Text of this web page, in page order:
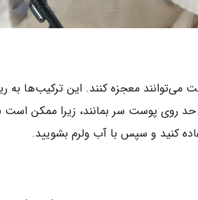
معجزه کنند. این ترکیب‌ها به
حد روی پوست سر بمانند، زیرا ممکن
کنید و سپس با آب ولرم بشویید.